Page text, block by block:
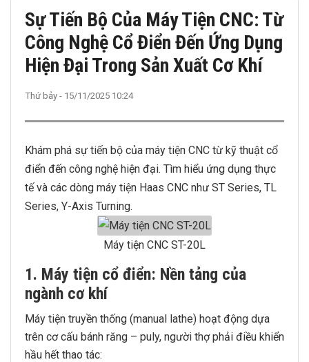
TƯ VẤN
LIÊN HỆ
Sự Tiến Bộ Của Máy Tiện CNC: Từ
Công Nghệ Cổ Điển Đến Ứng Dụng
Hiện Đại Trong Sản Xuất Cơ Khí
Thứ bảy - 15/11/2025 10:24
Khám phá sự tiến bộ của máy tiện CNC từ kỹ thuật cổ
điển đến công nghệ hiện đại. Tìm hiểu ứng dụng thực
tế và các dòng máy tiện Haas CNC như ST Series, TL
Series, Y-Axis Turning.
Máy tiện CNC ST-20L
1. Máy tiện cổ điển: Nền tảng của
ngành cơ khí
Máy tiện truyền thống (manual lathe) hoạt động dựa
trên cơ cấu bánh răng – puly, người thợ phải điều khiển
hầu hết thao tác: